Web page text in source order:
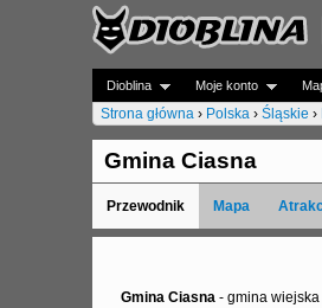
Dioblina Moje konto
J
e
s
Strona główna › Polska › Śląskie ›
Gmina Ciasna
Przewodnik Mapa
Gmina Ciasna - gmina